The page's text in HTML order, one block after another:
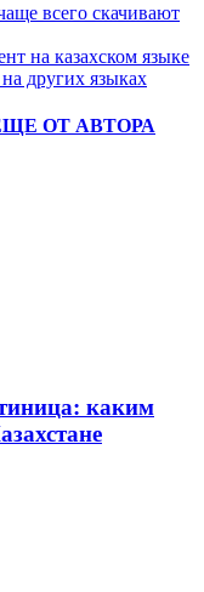
всего скачивают
на казахском языке
других языках
ОТ АВТОРА
каким